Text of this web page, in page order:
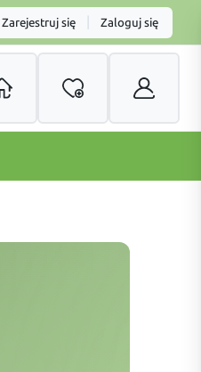
Zarejestruj się Zaloguj się